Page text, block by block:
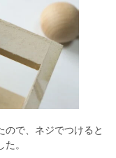
ので、ネジでつけると
。